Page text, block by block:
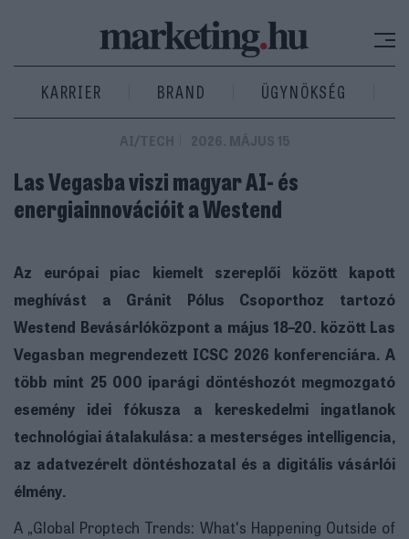
KARRIER BRAND ÜGYNÖKSÉG
Las Vegasba viszi magyar AI- és
energiainnovációit a Westend
Az európai piac kiemelt szereplői között kapott
meghívást a Gránit Pólus Csoporthoz tartozó
Westend Bevásárlóközpont a május 18–20. között Las
Vegasban megrendezett ICSC 2026 konferenciára.A
több mint 25 000 iparági döntéshozót megmozgató
esemény idei fókusza a kereskedelmi ingatlanok
technológiai átalakulása: a mesterséges intelligencia,
az adatvezérelt döntéshozatal és a digitális vásárlói
élmény.
A „Global Proptech Trends: What's Happening Outside of